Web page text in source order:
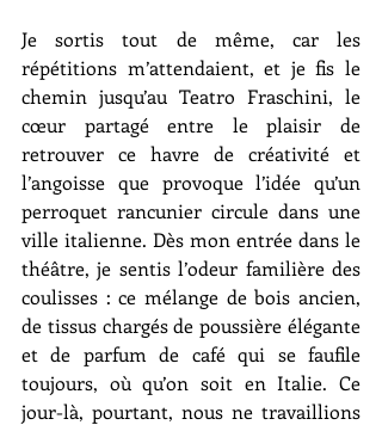
Je sortis tout de même, car les
répétitions m’attendaient, et je fis le
chemin jusqu’au Teatro Fraschini, le
cœur partagé entre le plaisir de
retrouver ce havre de créativité et
l’angoisse que provoque l’idée qu’un
perroquet rancunier circule dans une
ville italienne. Dès mon entrée dans le
théâtre, je sentis l’odeur familière des
coulisses : ce mélange de bois ancien,
de tissus chargés de poussière élégante
et de parfum de café qui se faufile
toujours, où qu’on soit en Italie. Ce
jour-là, pourtant, nous ne travaillions